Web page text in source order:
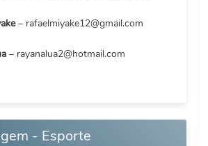
– rafaelmiyake12@gmail.com
– rayanalua2@hotmail.com
- Esporte